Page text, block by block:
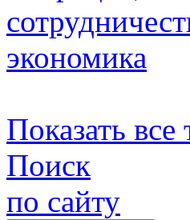
экономика
Показать все
Поиск
по сайту